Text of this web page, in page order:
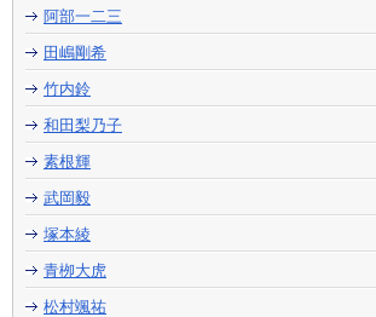
阿部一二三
田嶋剛希
竹内鈴
和田梨乃子
素根輝
武岡毅
塚本綾
青栁大虎
松村颯祐